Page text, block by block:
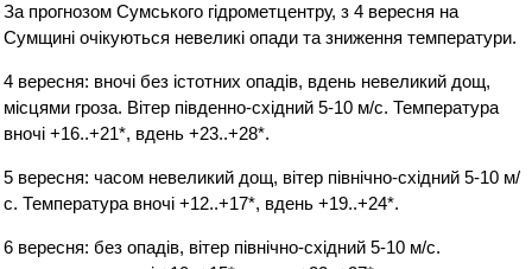
За прогнозом Сумського гідрометцентру, з 4 вересня на
Сумщині очікуються невеликі опади та зниження температури.
4 вересня: вночі без істотних опадів, вдень невеликий дощ,
місцями гроза. Вітер південно-східний 5-10 м/с. Температура
вночі +16..+21*, вдень +23..+28*.
5 вересня: часом невеликий дощ, вітер північно-східний 5-10 м/
с. Температура вночі +12..+17*, вдень +19..+24*.
6 вересня: без опадів, вітер північно-східний 5-10 м/с.